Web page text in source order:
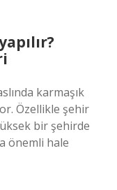
karmaşık
Özellikle şehir
bir şehirde
önemli hale